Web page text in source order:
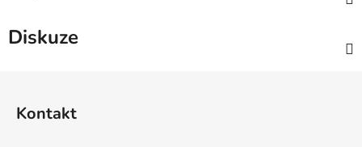
Diskuze
Kontakt